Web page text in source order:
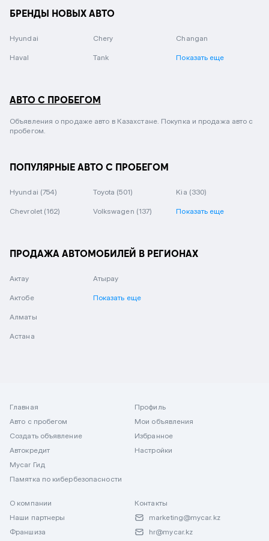
БРЕНДЫ НОВЫХ АВТО
Hyundai Chery Changan
Haval Tank Показать еще
АВТО С ПРОБЕГОМ
Объявления о продаже авто в Казахстане. Покупка и продажа авто с
пробегом.
ПОПУЛЯРНЫЕ АВТО С ПРОБЕГОМ
Hyundai (754) Toyota (501) Kia (330)
Chevrolet (162) Volkswagen (137) Показать еще
ПРОДАЖА АВТОМОБИЛЕЙ В РЕГИОНАХ
Актау
Актобе
Алматы
Астана
Атырау
Показать еще
Главная
Авто с пробегом
Создать объявление
Автокредит
Mycar Гид
Памятка по кибербезопасности
Профиль
Мои объявления
Избранное
Настройки
О компании
Наши партнеры
Франшиза
Контакты
marketing@mycar.kz
hr@mycar.kz